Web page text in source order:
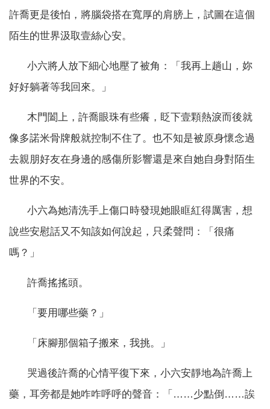
許喬更是後怕，將腦袋搭在寬厚的肩膀上，試圖在這個
陌生的世界汲取壹絲心安。
小六將人放下細心地壓了被角：「我再上趟山，妳
好好躺著等我回來。」
木門闔上，許喬眼珠有些癢，眨下壹顆熱淚而後就
像多諾米骨牌般就控制不住了。也不知是被原身懷念過
去親朋好友在身邊的感傷所影響還是來自她自身對陌生
世界的不安。
小六為她清洗手上傷口時發現她眼眶紅得厲害，想
說些安慰話又不知該如何說起，只柔聲問：「很痛
嗎？」
許喬搖搖頭。
「要用哪些藥？」
「床腳那個箱子搬來，我挑。」
哭過後許喬的心情平復下來，小六安靜地為許喬上
藥，耳旁都是她咋咋呼呼的聲音：「……少點倒……誒